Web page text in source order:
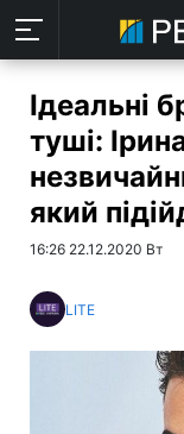
Ідеальні
туші:
який
16:26 22.12.2020 Вт
LITE